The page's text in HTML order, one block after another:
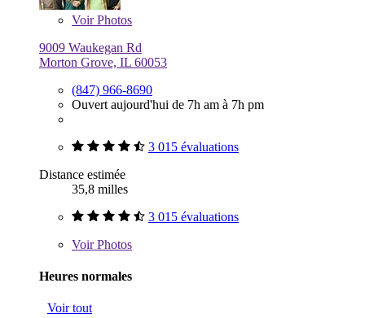
VoirPhotos
9009 Waukegan Rd
Morton Grove, IL 60053
(847) 966-8690
Ouvert aujourd'hui de 7h am à 7h pm
3 015 évaluations
Distance estimée
35,8 milles
3 015 évaluations
VoirPhotos
Heures normales
Voir tout